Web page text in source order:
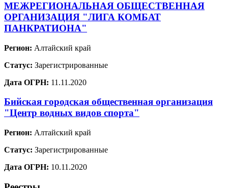
МЕЖРЕГИОНАЛЬНАЯ ОБЩЕСТВЕННАЯ
ОРГАНИЗАЦИЯ "ЛИГА КОМБАТ
ПАНКРАТИОНА"
Регион: Алтайский край
Статус: Зарегистрированные
Дата ОГРН: 11.11.2020
Бийская городская общественная организация
"Центр водных видов спорта"
Регион: Алтайский край
Статус: Зарегистрированные
Дата ОГРН: 10.11.2020